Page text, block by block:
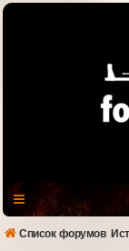
Список форумов